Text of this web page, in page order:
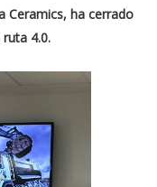
Ceramics, ha cerrado
4.0.